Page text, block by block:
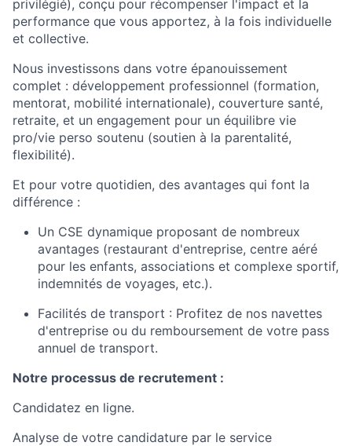
privilégié), conçu pour récompenser l'impact et la
performance que vous apportez, à la fois individuelle
et collective.
Nous investissons dans votre épanouissement
complet : développement professionnel (formation,
mentorat, mobilité internationale), couverture santé,
retraite, et un engagement pour un équilibre vie
pro/vie perso soutenu (soutien à la parentalité,
flexibilité).
Et pour votre quotidien, des avantages qui font la
différence :
Un CSE dynamique proposant de nombreux
avantages (restaurant d'entreprise, centre aéré
pour les enfants, associations et complexe sportif,
indemnités de voyages, etc.).
Facilités de transport : Profitez de nos navettes
d'entreprise ou du remboursement de votre pass
annuel de transport.
Notre processus de recrutement :
Candidatez en ligne.
Analyse de votre candidature par le service